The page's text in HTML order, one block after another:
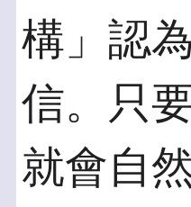
構」認
信。只
就會自